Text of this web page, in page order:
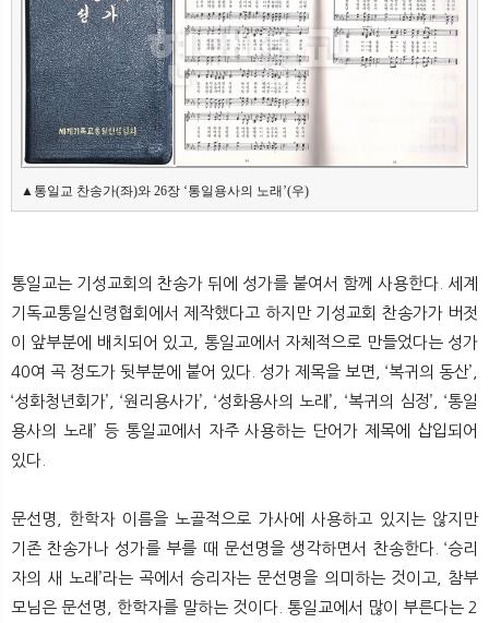
▲통일교 찬송가(좌)와 26장 ‘통일용사의 노래’(우)
통일교는 기성교회의 찬송가 뒤에 성가를 붙여서 함께 사용한다. 세계
기독교통일신령협회에서 제작했다고 하지만 기성교회 찬송가가 버젓
이 앞부분에 배치되어 있고, 통일교에서 자체적으로 만들었다는 성가
40여 곡 정도가 뒷부분에 붙어 있다. 성가 제목을 보면, ‘복귀의 동산’,
‘성화청년회가’, ‘원리용사가’, ‘성화용사의 노래’, ‘복귀의 심정’, ‘통일
용사의 노래’ 등 통일교에서 자주 사용하는 단어가 제목에 삽입되어
있다.
문선명, 한학자 이름을 노골적으로 가사에 사용하고 있지는 않지만
기존 찬송가나 성가를 부를 때 문선명을 생각하면서 찬송한다. ‘승리
자의 새 노래’라는 곡에서 승리자는 문선명을 의미하는 것이고, 참부
모님은 문선명, 한학자를 말하는 것이다. 통일교에서 많이 부른다는 2